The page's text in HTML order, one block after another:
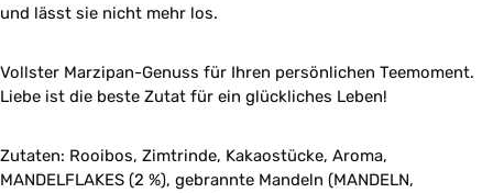
und lässt sie nicht mehr los.
Vollster Marzipan-Genuss für Ihren persönlichen Teemoment.
Liebe ist die beste Zutat für ein glückliches Leben!
Zutaten: Rooibos, Zimtrinde, Kakaostücke, Aroma,
MANDELFLAKES (2 %), gebrannte Mandeln (MANDELN,